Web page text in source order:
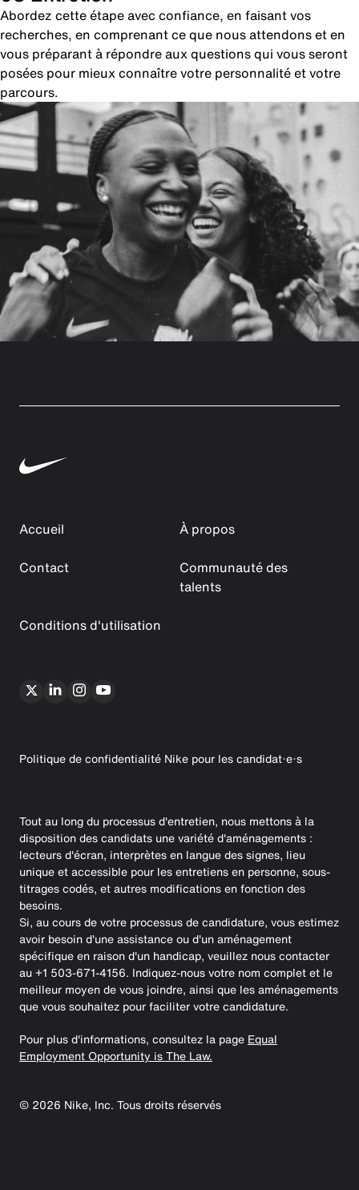
Abordez cette étape avec confiance, en faisant vos
recherches, en comprenant ce que nous attendons et en
vous préparant à répondre aux questions qui vous seront
posées pour mieux connaître votre personnalité et votre
parcours.
Accueil
À propos
Contact
Communauté des
talents
Conditions d'utilisation
Politique de confidentialité Nike pour les candidat·e·s
Tout au long du processus d'entretien, nous mettons à la
disposition des candidats une variété d'aménagements :
lecteurs d'écran, interprètes en langue des signes, lieu
unique et accessible pour les entretiens en personne, sous-
titrages codés, et autres modifications en fonction des
besoins.
Si, au cours de votre processus de candidature, vous estimez
avoir besoin d'une assistance ou d'un aménagement
spécifique en raison d'un handicap, veuillez nous contacter
au +1 503-671-4156. Indiquez-nous votre nom complet et le
meilleur moyen de vous joindre, ainsi que les aménagements
que vous souhaitez pour faciliter votre candidature.
Pour plus d'informations, consultez la page Equal
Employment Opportunity is The Law.
© 2026 Nike, Inc. Tous droits réservés